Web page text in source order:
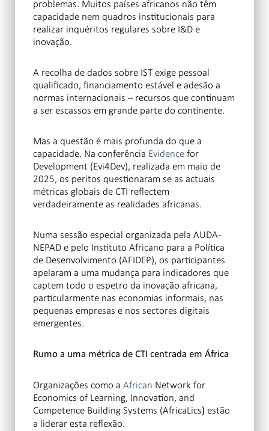
problemas. Muitos países africanos não têm
capacidade nem quadros institucionais para
realizar inquéritos regulares sobre I&D e
inovação.
A recolha de dados sobre IST exige pessoal
qualificado, financiamento estável e adesão a
normas internacionais – recursos que continuam
a ser escassos em grande parte do continente.
Mas a questão é mais profunda do que a
capacidade. Na conferência Evidencefor
Development (Evi4Dev), realizada em maio de
2025, os peritos questionaram se as actuais
métricas globais de CTI reflectem
verdadeiramente as realidades africanas.
Numa sessão especial organizada pela AUDA-
NEPAD e pelo Instituto Africano para a Política
de Desenvolvimento (AFIDEP), os participantes
apelaram a uma mudança para indicadores que
captem todo o espetro da inovação africana,
particularmente nas economias informais, nas
pequenas empresas e nos sectores digitais
emergentes.
Rumo a uma métrica de CTI centrada em África
Organizações como a African Network for
Economics of Learning, Innovation, and
Competence Building Systems (AfricaLics) estão
a liderar esta reflexão.